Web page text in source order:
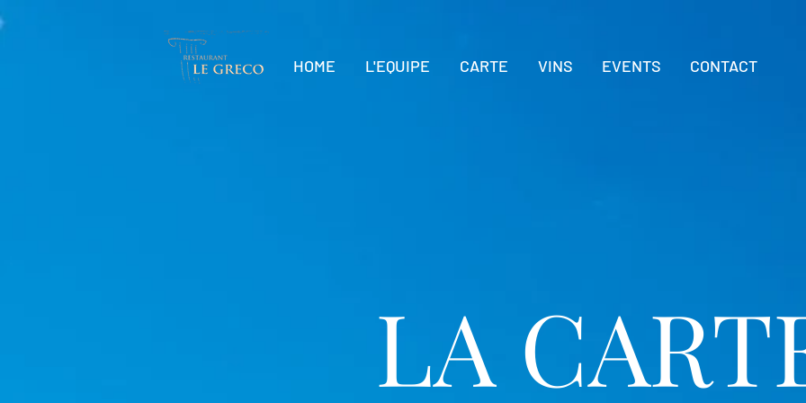
HOME L'EQUIPE CARTE VINS EVENTS CONTACT
LA